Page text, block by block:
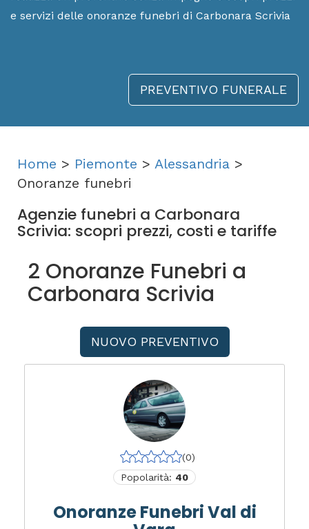
e servizi delle onoranze funebri di Carbonara Scrivia
PREVENTIVO FUNERALE
Home > Piemonte > Alessandria >
Onoranze funebri
Agenzie funebri a Carbonara
Scrivia: scopri prezzi, costi e tariffe
2 Onoranze Funebri a
Carbonara Scrivia
NUOVO PREVENTIVO
(0)
Popolarità: 40
Onoranze Funebri Val di